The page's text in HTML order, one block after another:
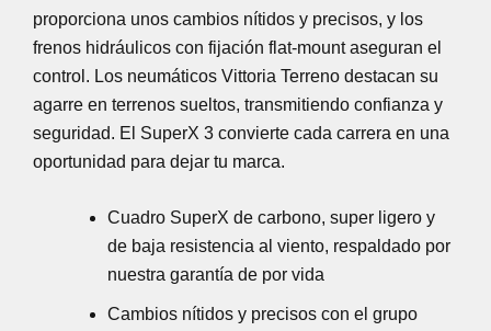
proporciona unos cambios nítidos y precisos, y los
frenos hidráulicos con fijación flat-mount aseguran el
control. Los neumáticos Vittoria Terreno destacan su
agarre en terrenos sueltos, transmitiendo confianza y
seguridad. El SuperX 3 convierte cada carrera en una
oportunidad para dejar tu marca.
Cuadro SuperX de carbono, super ligero y
de baja resistencia al viento, respaldado por
nuestra garantía de por vida
Cambios nítidos y precisos con el grupo